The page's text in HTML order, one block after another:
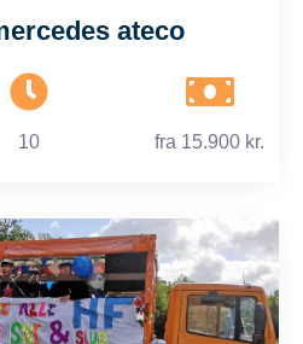
ateco
10 fra 15.900 kr.